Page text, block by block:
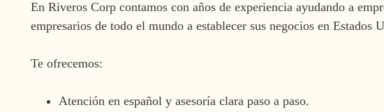
En Riveros Corp contamos con años de experiencia ayudando a
empresarios de todo el mundo a establecer sus negocios en Estados
Te ofrecemos:
Atención en español y asesoría clara paso a paso.